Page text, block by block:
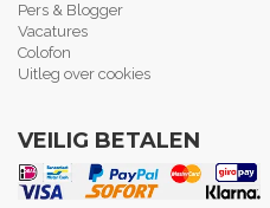
Pers & Blogger
Vacatures
Colofon
Uitleg over cookies
VEILIG BETALEN